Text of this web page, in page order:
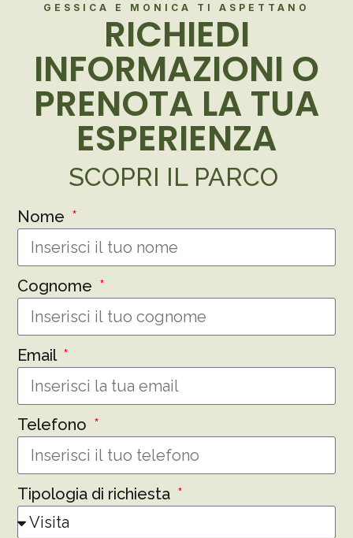
GESSICA E MONICA TI ASPETTANO
RICHIEDI
INFORMAZIONI O
PRENOTA LA TUA
ESPERIENZA
SCOPRI IL PARCO
Nome
Cognome
Email
Telefono
Tipologia di richiesta